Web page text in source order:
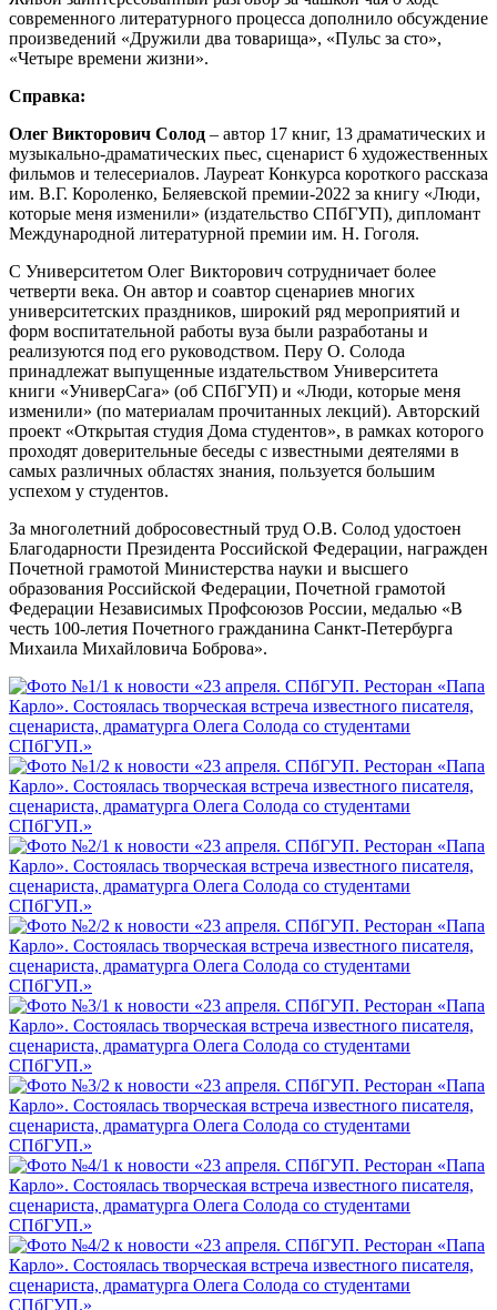
современного литературного процесса дополнило обсуждение
произведений «Дружили два товарища», «Пульс за сто»,
«Четыре времени жизни».
Справка:
Олег Викторович Солод – автор 17 книг, 13 драматических и
музыкально-драматических пьес, сценарист 6 художественных
фильмов и телесериалов. Лауреат Конкурса короткого рассказа
им. В.Г. Короленко, Беляевской премии-2022 за книгу «Люди,
которые меня изменили» (издательство СПбГУП), дипломант
Международной литературной премии им. Н. Гоголя.
С Университетом Олег Викторович сотрудничает более
четверти века. Он автор и соавтор сценариев многих
университетских праздников, широкий ряд мероприятий и
форм воспитательной работы вуза были разработаны и
реализуются под его руководством. Перу О. Солода
принадлежат выпущенные издательством Университета
книги «УниверСага» (об СПбГУП) и «Люди, которые меня
изменили» (по материалам прочитанных лекций). Авторский
проект «Открытая студия Дома студентов», в рамках которого
проходят доверительные беседы с известными деятелями в
самых различных областях знания, пользуется большим
успехом у студентов.
За многолетний добросовестный труд О.В. Солод удостоен
Благодарности Президента Российской Федерации, награжден
Почетной грамотой Министерства науки и высшего
образования Российской Федерации, Почетной грамотой
Федерации Независимых Профсоюзов России, медалью «В
честь 100-летия Почетного гражданина Санкт-Петербурга
Михаила Михайловича Боброва».